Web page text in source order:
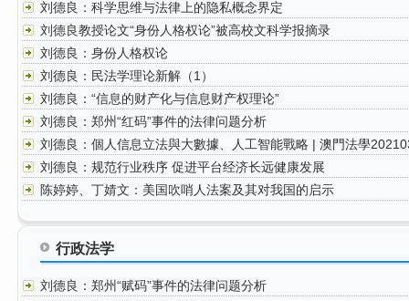
刘德良：科学思维与法律上的隐私概念界定
刘德良教授论文“身份人格权论”被高校文科学报摘录
刘德良：身份人格权论
刘德良：民法学理论新解（1）
刘德良：“信息的财产化与信息财产权理论”
刘德良：郑州“红码”事件的法律问题分析
刘德良：個人信息立法與大數據、人工智能戰略 | 澳門法學
刘德良：规范行业秩序 促进平台经济长远健康发展
陈婷婷、丁婧文：美国吹哨人法案及其对我国的启示
行政法学
刘德良：郑州“赋码”事件的法律问题分析